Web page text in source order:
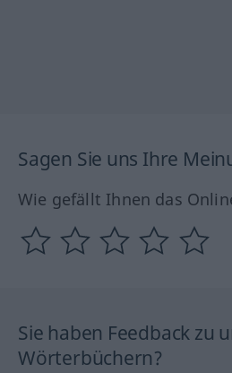
Sagen Sie uns Ihre
Wie gefällt Ihnen das
Sie haben Feedback zu
Wörterbüchern?